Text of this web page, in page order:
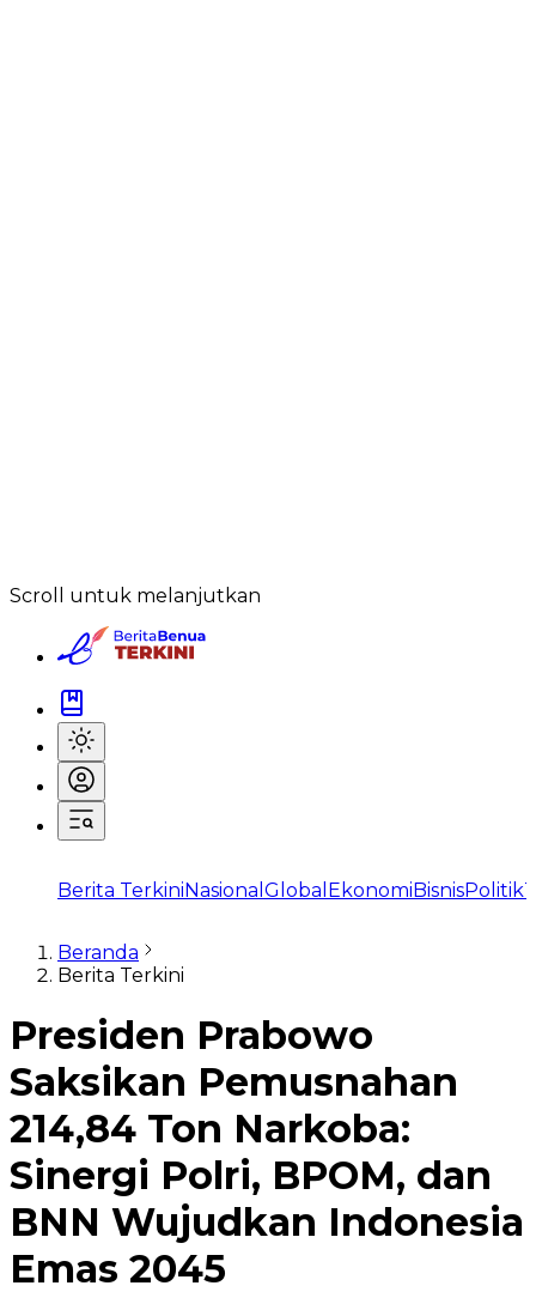
Scroll untuk melanjutkan
Berita TerkiniNasional Global EkonomiBisnisPolitik
Beranda
Berita Terkini
Presiden Prabowo
Saksikan Pemusnahan
214,84 Ton Narkoba:
Sinergi Polri, BPOM, dan
BNN Wujudkan Indonesia
Emas 2045